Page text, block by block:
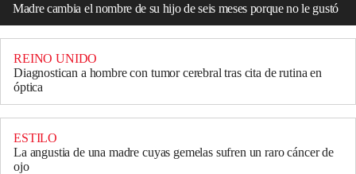
Madre cambia el nombre de su hijo de seis meses porque no le gustó
REINO UNIDO
Diagnostican a hombre con tumor cerebral tras cita de rutina en
óptica
ESTILO
La angustia de una madre cuyas gemelas sufren un raro cáncer de
ojo